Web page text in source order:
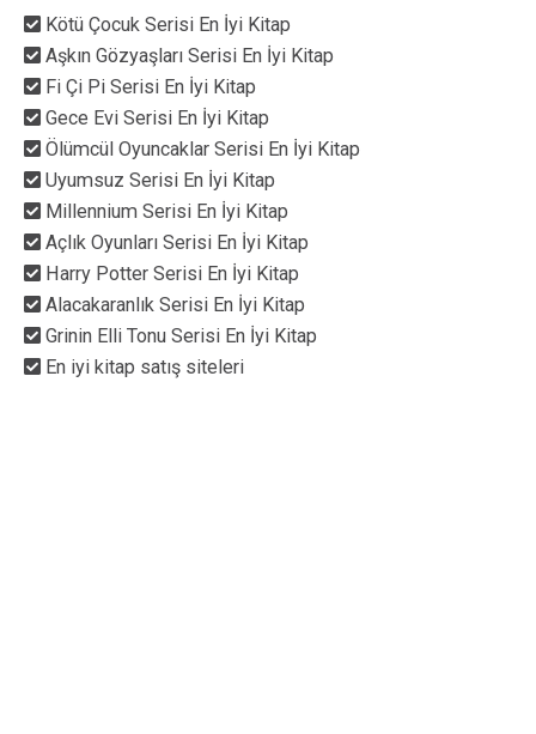
Kötü Çocuk Serisi En İyi Kitap
Aşkın Gözyaşları Serisi En İyi Kitap
Fi Çi Pi Serisi En İyi Kitap
Gece Evi Serisi En İyi Kitap
Ölümcül Oyuncaklar Serisi En İyi Kitap
Uyumsuz Serisi En İyi Kitap
Millennium Serisi En İyi Kitap
Açlık Oyunları Serisi En İyi Kitap
Harry Potter Serisi En İyi Kitap
Alacakaranlık Serisi En İyi Kitap
Grinin Elli Tonu Serisi En İyi Kitap
En iyi kitap satış siteleri